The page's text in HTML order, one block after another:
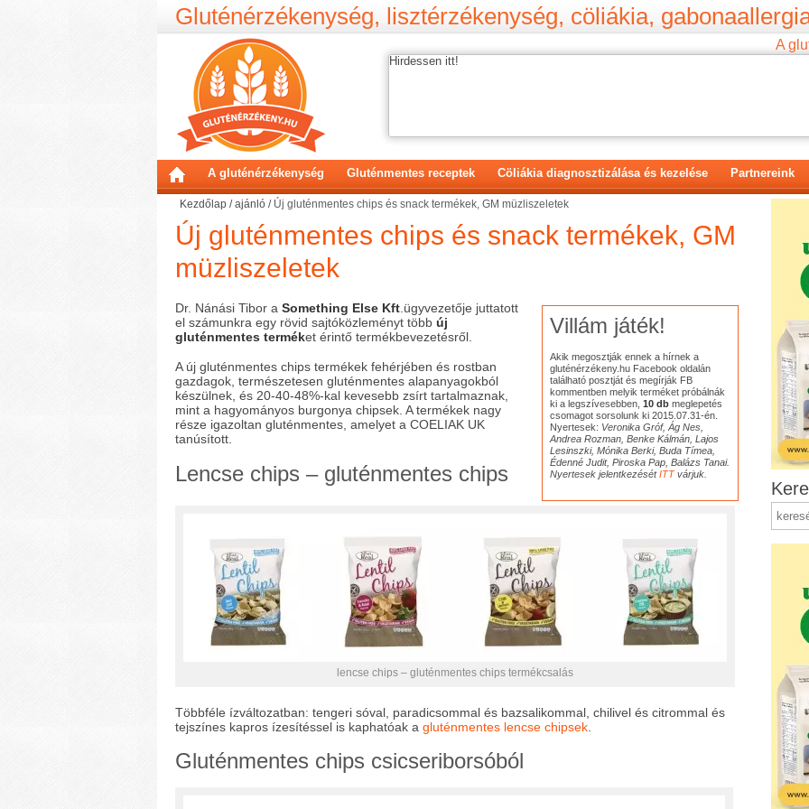
Gluténérzékenység, lisztérzékenység, cöliákia,
A
Hirdessen itt!
A gluténérzékenység Gluténmentes receptek Cöliákia diagnosztizálása és kezelése Partnereink
Kezdőlap /ajánló / Új gluténmentes chips és snack termékek, GM müzliszeletek
Új gluténmentes chips és snack termékek, GM
müzliszeletek
Villám játék!
Akik megosztják ennek a hírnek a
gluténérzékeny.hu Facebook oldalán
található posztját és megírják FB
kommentben melyik terméket próbálnák
ki a legszívesebben, 10 db meglepetés
csomagot sorsolunk ki 2015.07.31-én.
Nyertesek: Veronika Gróf, Ág Nes,
Andrea Rozman, Benke Kálmán, Lajos
Lesinszki, Mónika Berki, Buda Tímea,
Édenné Judit, Piroska Pap, Balázs Tanai.
Nyertesek jelentkezésétITTvárjuk.
Dr. Nánási Tibor a Something Else Kft .ügyvezetője juttatott
el számunkra egy rövid sajtóközleményt több új
gluténmentes terméket érintő termékbevezetésről.
A új gluténmentes chips termékek fehérjében és rostban
gazdagok, természetesen gluténmentes alapanyagokból
készülnek, és 20-40-48%-kal kevesebb zsírt tartalmaznak,
mint a hagyományos burgonya chipsek. A termékek nagy
része igazoltan gluténmentes, amelyet a COELIAK UK
tanúsított.
Lencse chips – gluténmentes chips
lencse chips – gluténmentes chips termékcsalás
Többféle ízváltozatban: tengeri sóval, paradicsommal és bazsalikommal, chilivel és citrommal és
tejszínes kapros ízesítéssel is kaphatóak a gluténmentes lencse chipsek
Gluténmentes chips csicseriborsóból